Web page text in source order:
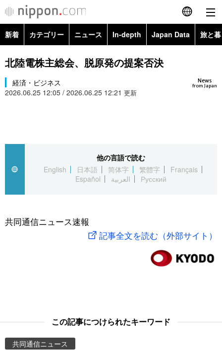
English
简体字
カテゴリー
スポーツ・東京2020
Topics
Images
新着 カテゴリー ニュース In-depth Japan Data 旅と
政治・外交
経済・ビジネス Images
北陸電株主総会、脱原発の提案否決
News
from Japan
経済・ビジネス
2026.06.25 12:05 / 2026.06.25 12:21 更新
他の言語で読む
English
日本語 简体字 繁體字
Français
Español
العربية Русский
共同通信ニュース速報
記事全文を読む（外部サイト）
この記事につけられたキーワード
共同通信ニュース